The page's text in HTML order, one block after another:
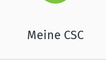
Meine CSC